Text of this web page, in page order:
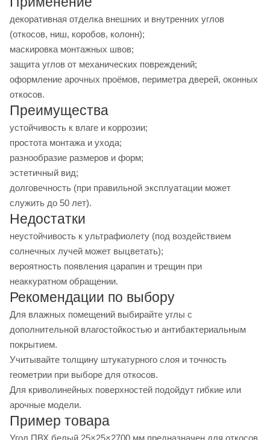
декоративная отделка внешних и внутренних углов
(откосов, ниш, коробов, колонн);
маскировка монтажных швов;
защита углов от механических повреждений;
оформление арочных проёмов, периметра дверей, оконных
откосов.
Преимущества
устойчивость к влаге и коррозии;
простота монтажа и ухода;
разнообразие размеров и форм;
эстетичный вид;
долговечность (при правильной эксплуатации может
служить до 50 лет).
Недостатки
неустойчивость к ультрафиолету (под воздействием
солнечных лучей может выцветать);
вероятность появления царапин и трещин при
неаккуратном обращении.
Рекомендации по выбору
Для влажных помещений выбирайте углы с
дополнительной влагостойкостью и антибактериальным
покрытием.
Учитывайте толщину штукатурного слоя и точность
геометрии при выборе для откосов.
Для криволинейных поверхностей подойдут гибкие или
арочные модели.
Пример товара